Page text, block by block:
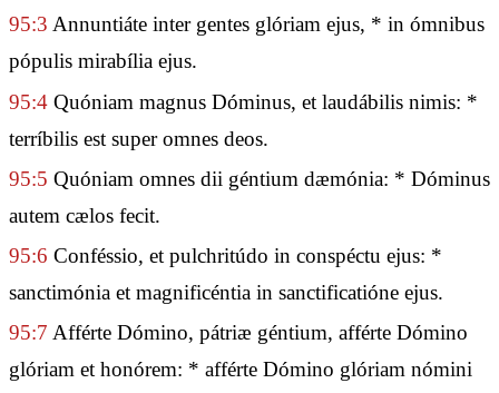
95:3 Annuntiáte inter gentes glóriam ejus, * in ómnibus
pópulis mirabília ejus.
95:4 Quóniam magnus Dóminus, et laudábilis nimis: *
terríbilis est super omnes deos.
95:5 Quóniam omnes dii géntium dæmónia: * Dóminus
autem cælos fecit.
95:6 Conféssio, et pulchritúdo in conspéctu ejus: *
sanctimónia et magnificéntia in sanctificatióne ejus.
95:7 Afférte Dómino, pátriæ géntium, afférte Dómino
glóriam et honórem: * afférte Dómino glóriam nómini